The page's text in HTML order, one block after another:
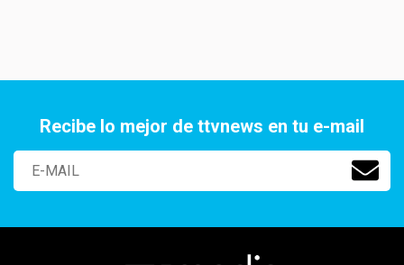
Recibe lo mejor de ttvnews en tu e-mail